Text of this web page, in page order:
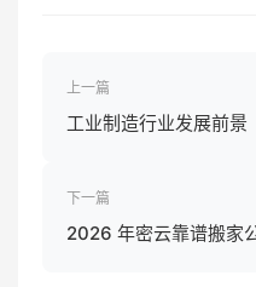
上一篇
工业制造行业发展前景
下一篇
2026 年密云靠谱搬家